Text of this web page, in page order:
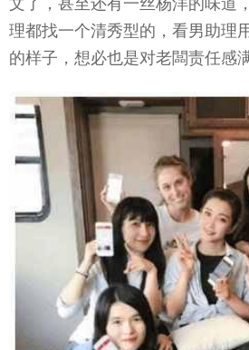
理都找一个清秀型的，看男助理
的样子，想必也是对老闆责任感